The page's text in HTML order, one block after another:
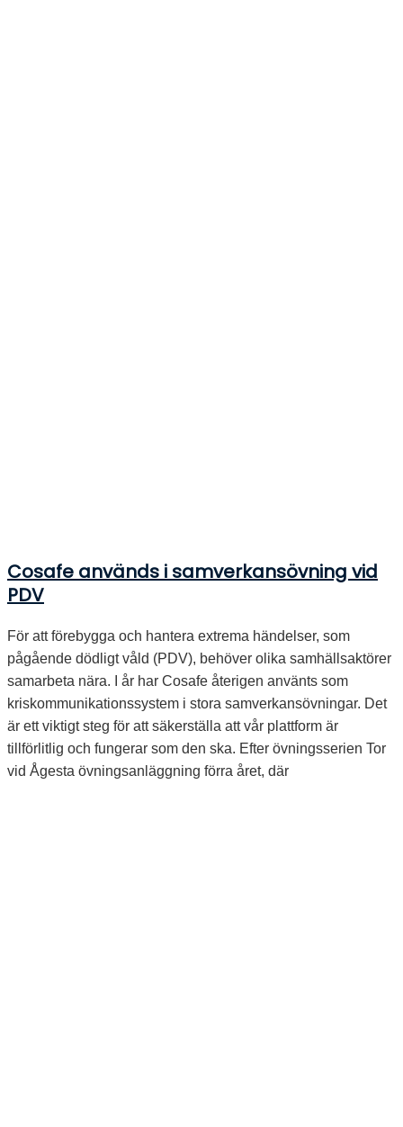
Cosafe används i samverkansövning vid
PDV
För att förebygga och hantera extrema händelser, som
pågående dödligt våld (PDV), behöver olika samhällsaktörer
samarbeta nära. I år har Cosafe återigen använts som
kriskommunikationssystem i stora samverkansövningar. Det
är ett viktigt steg för att säkerställa att vår plattform är
tillförlitlig och fungerar som den ska. Efter övningsserien Tor
vid Ågesta övningsanläggning förra året, där